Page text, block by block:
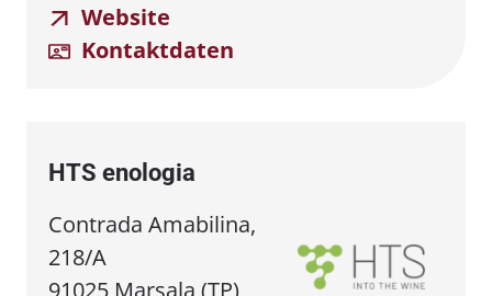
Website
Kontaktdaten
HTS enologia
Contrada Amabilina,
218/A
91025 Marsala (TP)